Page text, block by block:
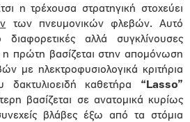
η τρέχουσα στρατηγική στοχεύει
των πνευμονικών φλεβών. Αυτό
διαφορετικές αλλά συγκλίνουσες
η πρώτη βασίζεται στην απομόνωση
με ηλεκτροφυσιολογικά κριτήρια
καθετήρα “ Lasso”
βασίζεται σε ανατομικά κυρίως
βλάβες έξω από τα στόμια